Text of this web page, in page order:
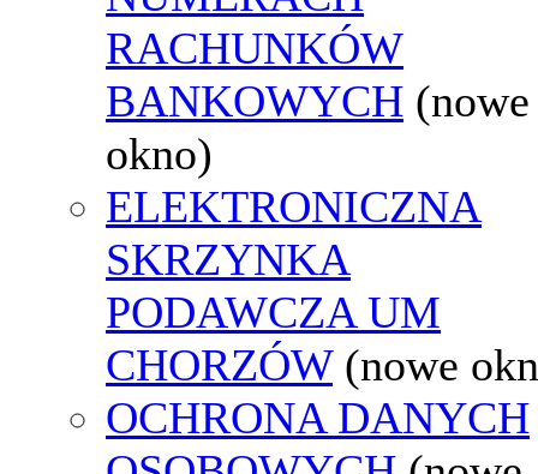
RACHUNKÓW
BANKOWYCH (nowe
okno)
ELEKTRONICZNA
SKRZYNKA
PODAWCZA UM
CHORZÓW (nowe
OCHRONA DANYCH